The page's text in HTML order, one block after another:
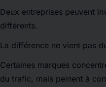
Deux entreprises peuvent
différents.
La différence ne vient pas
Certaines marques
du trafic, mais peinent à